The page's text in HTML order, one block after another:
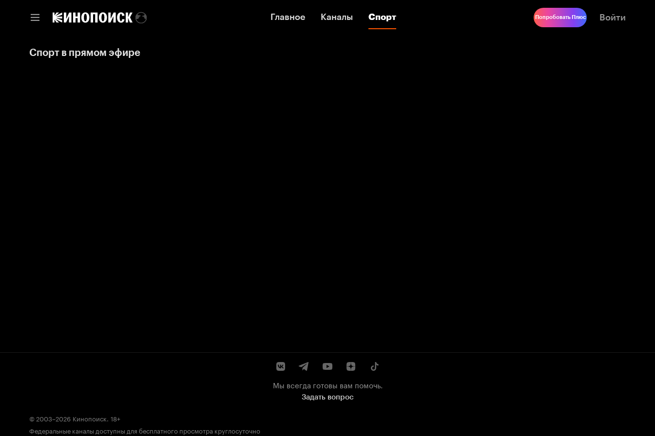
Главное Каналы Спорт
Главное Каналы Спорт Попробовать Плюс Войти
Спорт в прямом эфире
Мы всегда готовы вам помочь.
Задать вопрос
© 2003–2026 Кинопоиск. 18+
Федеральные каналы доступны для бесплатного просмотра круглосуточно